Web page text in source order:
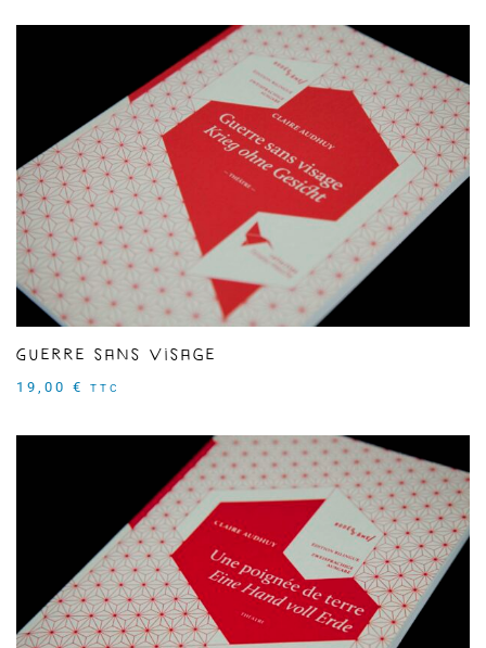
Guerre sans visage
19,00 € TTC